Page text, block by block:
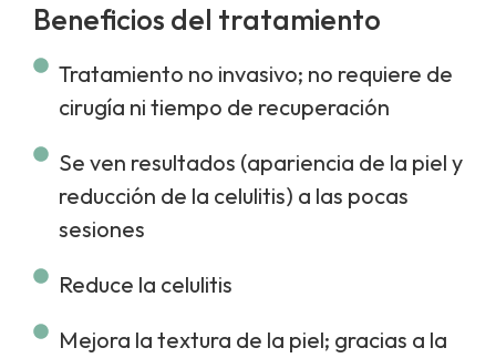
Beneficios del tratamiento
Tratamiento no invasivo; no requiere de
cirugía ni tiempo de recuperación
Se ven resultados (apariencia de la piel y
reducción de la celulitis) a las pocas
sesiones
Reduce la celulitis
Mejora la textura de la piel; gracias a la